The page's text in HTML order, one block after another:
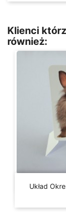
Klienci
również:

Układ